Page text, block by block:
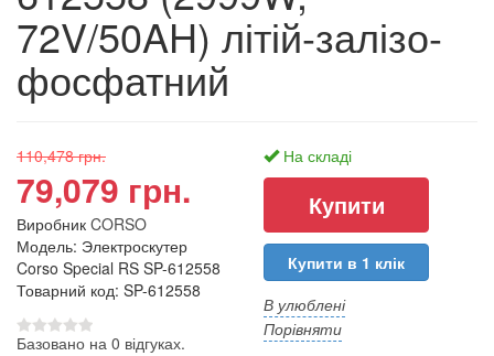
72V/50AH) літій-залізо-
фосфатний
110,478 грн.
79,079 грн.
Виробник CORSO
Модель: Электроскутер
Corso Special RS SP-612558
Товарний код: SP-612558
Базовано на 0 відгуках.
На складі
Купити в 1 клік
В улюблені
Порівняти